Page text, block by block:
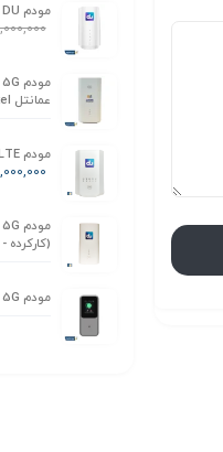
مودم 4G / 5G DU مدل 21H01A
عمانتل Omantel
مودم 5G / TD-LTE مدل ZLT X28 PRO
مودم 5G جیبی ZTE مدل U50 Pro